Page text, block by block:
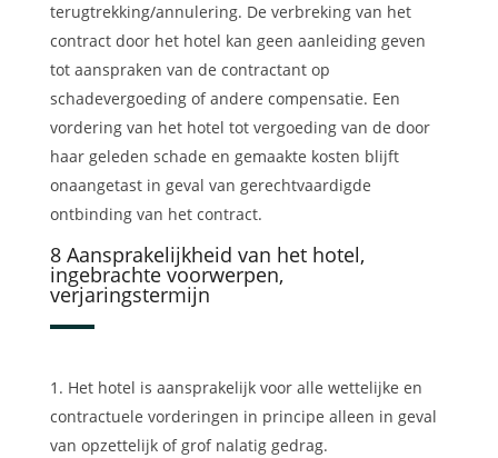
terugtrekking/annulering. De verbreking van het
contract door het hotel kan geen aanleiding geven
tot aanspraken van de contractant op
schadevergoeding of andere compensatie. Een
vordering van het hotel tot vergoeding van de door
haar geleden schade en gemaakte kosten blijft
onaangetast in geval van gerechtvaardigde
ontbinding van het contract.
8 Aansprakelijkheid van het hotel,
ingebrachte voorwerpen,
verjaringstermijn
Het hotel is aansprakelijk voor alle wettelijke en
contractuele vorderingen in principe alleen in geval
van opzettelijk of grof nalatig gedrag.